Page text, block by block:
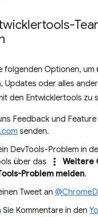
folgenden Optionen, um
Updates oder alles
den Entwicklertools zu
Feedback und
senden.
DevTools-Problem in
über das
more_vert Weitere
Problem melden.
Tweet an
Sie Kommentare in den